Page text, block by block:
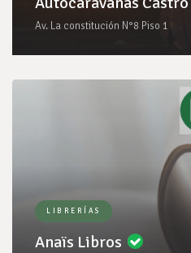
Av. La constitución N°8 Piso 1
LIBRERÍAS
Anaïs Libros